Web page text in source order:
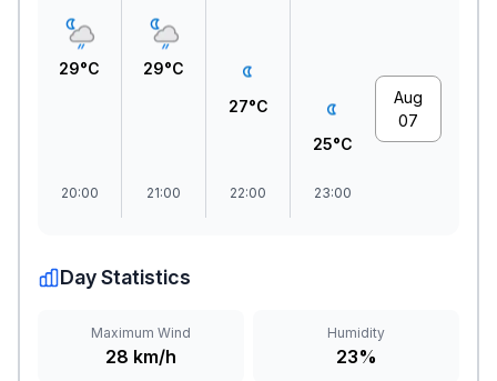
29°C
20:00
29°C
21:00
27°C
22:00
25°C
23:00
Aug
07
Day Statistics
Maximum Wind
28 km/h
Humidity
23%